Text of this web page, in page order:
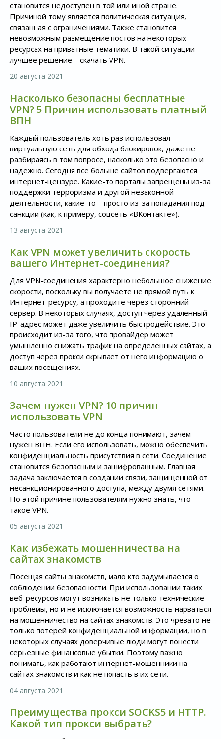
становится недоступен в той или иной стране.
Причиной тому является политическая ситуация,
связанная с ограничениями. Также становится
невозможным размещение постов на некоторых
ресурсах на приватные тематики. В такой ситуации
лучшее решение – скачать VPN.
20 августа 2021
Насколько безопасны бесплатные
VPN? 5 Причин использовать платный
ВПН
Каждый пользователь хоть раз использовал
виртуальную сеть для обхода блокировок, даже не
разбираясь в том вопросе, насколько это безопасно и
надежно. Сегодня все больше сайтов подвергаются
интернет-цензуре. Какие-то порталы запрещены из-за
поддержки терроризма и другой незаконной
деятельности, какие-то – просто из-за попадания под
санкции (как, к примеру, соцсеть «ВКонтакте»).
13 августа 2021
Как VPN может увеличить скорость
вашего Интернет-соединения?
Для VPN-соединения характерно небольшое снижение
скорости, поскольку вы получаете не прямой путь к
Интернет-ресурсу, а проходите через сторонний
сервер. В некоторых случаях, доступ через удаленный
IP-адрес может даже увеличить быстродействие. Это
происходит из-за того, что провайдер может
умышленно снижать трафик на определенных сайтах, а
доступ через прокси скрывает от него информацию о
ваших посещениях.
10 августа 2021
Зачем нужен VPN? 10 причин
использовать VPN
Часто пользователи не до конца понимают, зачем
нужен ВПН. Если его использовать, можно обеспечить
конфиденциальность присутствия в сети. Соединение
становится безопасным и зашифрованным. Главная
задача заключается в создании связи, защищенной от
несанкционированного доступа, между двумя сетями.
По этой причине пользователям нужно знать, что
такое VPN.
05 августа 2021
Как избежать мошенничества на
сайтах знакомств
Посещая сайты знакомств, мало кто задумывается о
соблюдении безопасности. При использовании таких
веб-ресурсов могут возникать не только технические
проблемы, но и не исключается возможность нарваться
на мошенничество на сайтах знакомств. Это чревато не
только потерей конфиденциальной информации, но в
некоторых случаях доверчивые люди могут понести
серьезные финансовые убытки. Поэтому важно
понимать, как работают интернет-мошенники на
сайтах знакомств и как не попасть в их сети.
04 августа 2021
Преимущества прокси SOCKS5 и HTTP.
Какой тип прокси выбрать?